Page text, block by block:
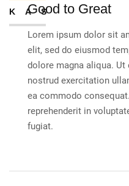
Good to Great
Lorem ipsum dolor sit
elit, sed do eiusmod
dolore magna aliqua.
nostrud exercitation
ea commodo
reprehenderit in
fugiat.
KAS